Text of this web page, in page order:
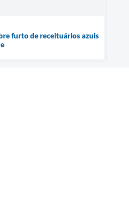
furto de receituários azuis